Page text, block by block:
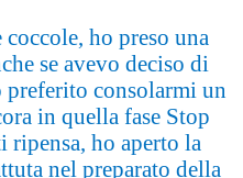
ho preso una
se avevo deciso di
preferito consolarmi un
in quella fase Stop
ripensa, ho aperto la
nel preparato della